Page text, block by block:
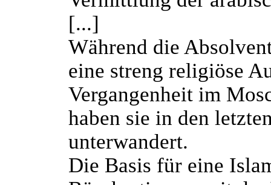
[...]
Während die
eine streng religiöse
Vergangenheit im
haben sie in den
unterwandert.
Die Basis für eine